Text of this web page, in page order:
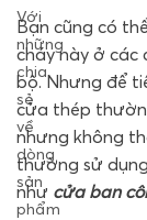
Với
những
chia
sẻ
về
dòng
sản
phẩm
Bạn cũng có
cháy này ở các
bộ. Nhưng để
cửa thép
nhưng không
thường sử
như cửa ban